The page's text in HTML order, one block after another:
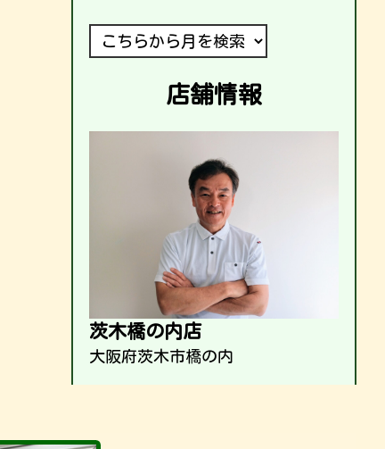
店舗情報
茨木橋の内店
大阪府茨木市橋の内